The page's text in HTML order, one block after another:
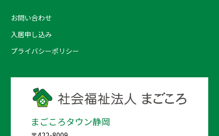
お問い合わせ
入居申し込み
プライバシーポリシー
まごころタウン静岡